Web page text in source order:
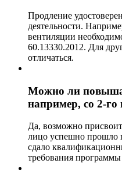
Продление
деятельности.
вентиляции
60.13330.2012. Для
отличаться.
Можно ли
например, со 2-го
Да, возможно
лицо успешно прошло
сдало
требования программы